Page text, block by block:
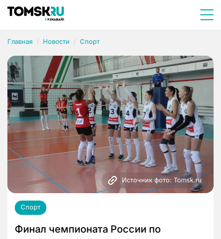
Главная Новости Спорт
Источник фото: Tomsk.ru
Спорт
Финал чемпионата России по